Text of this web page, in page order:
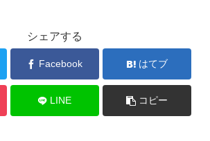
シェアする
Facebook はてブ
LINE コピー